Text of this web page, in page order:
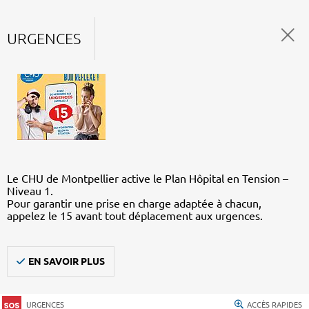
URGENCES
Le CHU de Montpellier active le Plan Hôpital en Tension –
Niveau 1.
Pour garantir une prise en charge adaptée à chacun,
appelez le 15 avant tout déplacement aux urgences.
EN SAVOIR PLUS
URGENCES ACCÈS RAPIDES